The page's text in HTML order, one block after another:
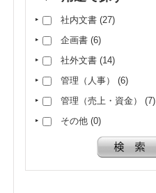
社内文書 (27)
企画書 (6)
社外文書 (14)
管理（人事） (6)
管理（売上・資金） (7)
その他 (0)